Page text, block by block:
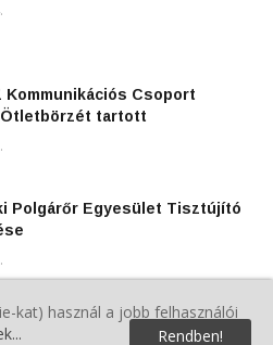
Kommunikációs Csoport
tartott
Polgárőr Egyesület Tisztújító
közgyűlést tartottak a
kat) használ a jobb felhasználói
Rendben!